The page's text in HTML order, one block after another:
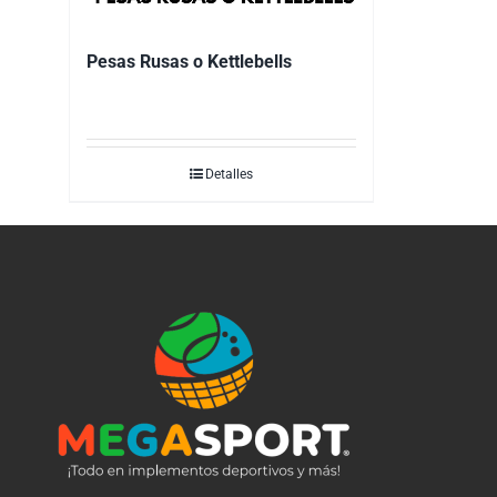
Pesas Rusas o Kettlebells
Detalles